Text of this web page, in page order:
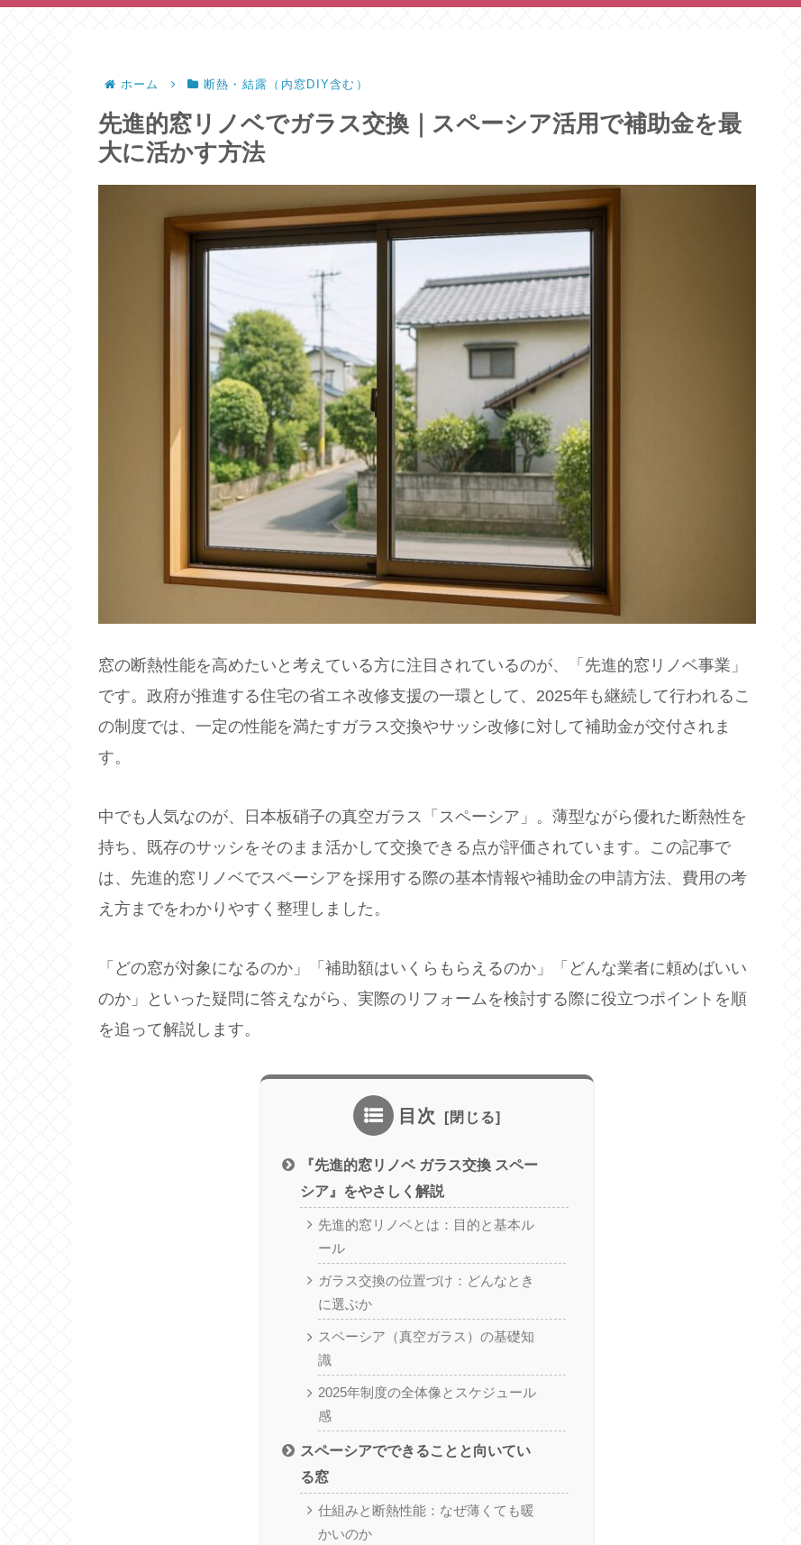
ホーム 断熱・結露（内窓DIY含む）
先進的窓リノベでガラス交換｜スペーシア活用で補助金を最
大に活かす方法
窓の断熱性能を高めたいと考えている方に注目されているのが、「先進的窓リノベ事業」
です。政府が推進する住宅の省エネ改修支援の一環として、2025年も継続して行われるこ
の制度では、一定の性能を満たすガラス交換やサッシ改修に対して補助金が交付されま
す。
中でも人気なのが、日本板硝子の真空ガラス「スペーシア」。薄型ながら優れた断熱性を
持ち、既存のサッシをそのまま活かして交換できる点が評価されています。この記事で
は、先進的窓リノベでスペーシアを採用する際の基本情報や補助金の申請方法、費用の考
え方までをわかりやすく整理しました。
「どの窓が対象になるのか」「補助額はいくらもらえるのか」「どんな業者に頼めばいい
のか」といった疑問に答えながら、実際のリフォームを検討する際に役立つポイントを順
を追って解説します。
目次
『先進的窓リノベ ガラス交換 スペー
シア』をやさしく解説
先進的窓リノベとは：目的と基本ル
ール
ガラス交換の位置づけ：どんなとき
に選ぶか
スペーシア（真空ガラス）の基礎知
識
2025年制度の全体像とスケジュール
感
スペーシアでできることと向いてい
る窓
仕組みと断熱性能：なぜ薄くても暖
かいのか